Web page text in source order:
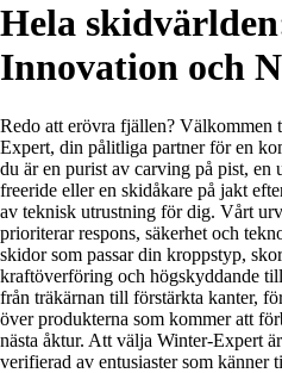
Hela
Innovation och
Redo att erövra fjällen?
Expert, din pålitliga partner för en
du är en purist av carving på pist, en
freeride eller en skidåkare på jakt
av teknisk utrustning för dig. Vårt
prioriterar respons, säkerhet och
skidor som passar din kroppstyp,
kraftöverföring och högskyddande
från träkärnan till förstärkta kanter,
över produkterna som kommer att
nästa åktur. Att välja Winter-Expert
verifierad av entusiaster som känner